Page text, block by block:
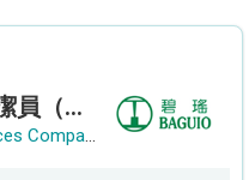
兼職廚房早班清潔員（長沙灣）
Baguio Cleaning Services Company Limited